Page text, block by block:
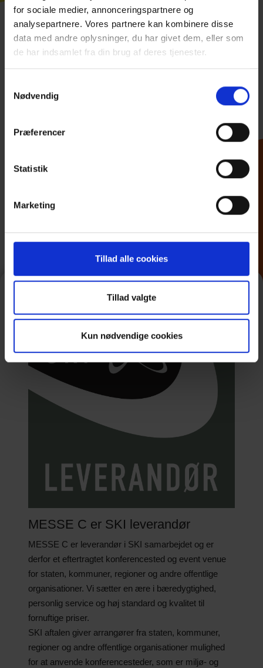
for sociale medier, annonceringspartnere og
analysepartnere. Vores partnere kan kombinere disse
data med andre oplysninger, du har givet dem, eller som
de har indsamlet fra din brug af deres tjenester.
Nødvendig
Præferencer
Statistik
Marketing
Tillad alle cookies
Tillad valgte
Kun nødvendige cookies
Event og konferencer
Thomas Hoffmann
Key Account Manager Event og
+45 2137 6812
vi tilbyder i MESSE C event- og
MESSE C er SKI leverandør
MESSE C er leverandør i SKI samarbejdet og er
derfor et eftertragtet konferencested og event venue
for staten, kommuner, regioner og andre offentlige
organisationer. Vi sætter en ære i bæredygtighed,
personlig service og høj standard og kvalitet til
fornuftige priser.
SKI aftalen giver arrangører fra staten, kommuner,
regioner og andre offentlige organisationer mulighed
for at anvende konferencesteder, som er miljø- og